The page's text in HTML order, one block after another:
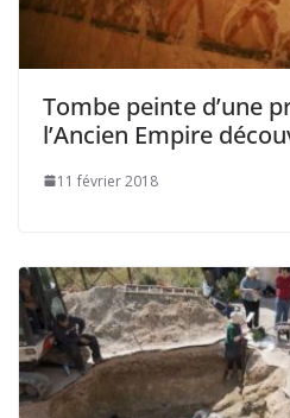
Tombe peinte d’une
l’Ancien Empire
11 février 2018